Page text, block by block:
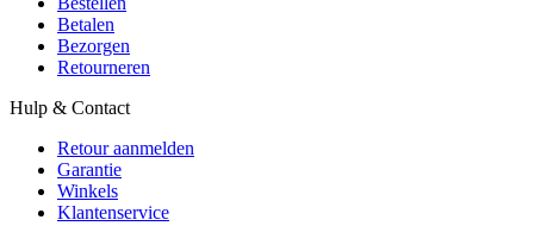
Betalen
Bezorgen
Retourneren
Hulp & Contact
Retour aanmelden
Garantie
Winkels
Klantenservice